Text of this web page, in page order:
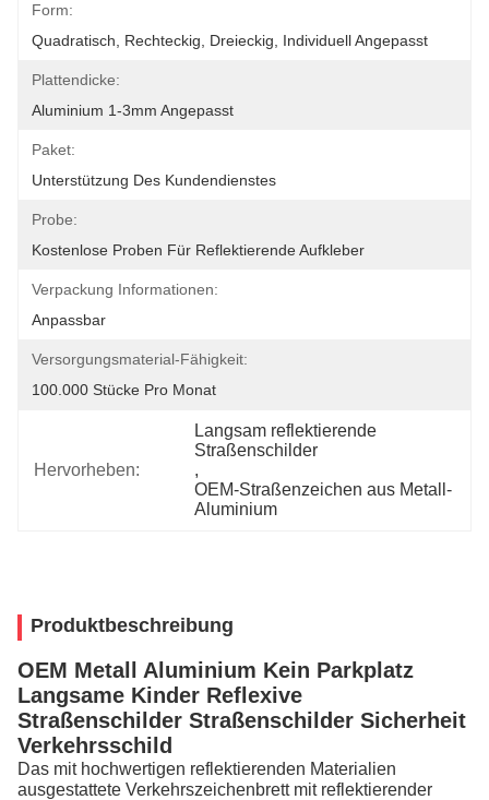
Form:
Quadratisch, Rechteckig, Dreieckig, Individuell Angepasst
Plattendicke:
Aluminium 1-3mm Angepasst
Paket:
Unterstützung Des Kundendienstes
Probe:
Kostenlose Proben Für Reflektierende Aufkleber
Verpackung Informationen:
Anpassbar
Versorgungsmaterial-Fähigkeit:
100.000 Stücke Pro Monat
Hervorheben:
Langsam reflektierende
Straßenschilder
,
OEM-Straßenzeichen aus Metall-
Aluminium
Produktbeschreibung
OEM Metall Aluminium Kein Parkplatz
Langsame Kinder Reflexive
Straßenschilder Straßenschilder Sicherheit
Verkehrsschild
Das mit hochwertigen reflektierenden Materialien
ausgestattete Verkehrszeichenbrett mit reflektierender